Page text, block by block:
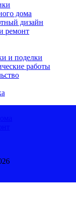
дома
дизайн
ремонт
и поделки
работы